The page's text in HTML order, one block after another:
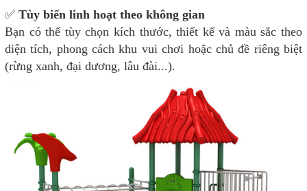
✅ Tùy biến linh hoạt theo không gian
Bạn có thể tùy chọn kích thước, thiết kế và màu sắc theo
diện tích, phong cách khu vui chơi hoặc chủ đề riêng biệt
(rừng xanh, đại dương, lâu đài...).